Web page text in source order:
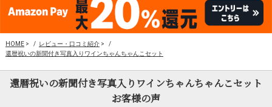
HOME> レビュー・口コミ紹介>
還暦祝いの新聞付き写真入りワインちゃんちゃんこセット
還暦祝いの新聞付き写真入りワインちゃんちゃんこセット
お客様の声